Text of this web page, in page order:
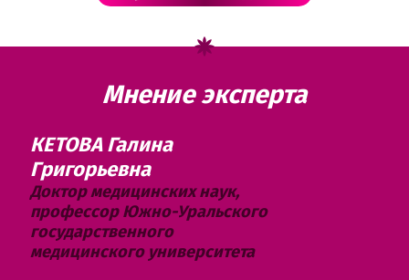
Мнение эксперта
КЕТОВА Галина
Григорьевна
Доктор медицинских наук,
профессор Южно-Уральского
государственного
медицинского университета